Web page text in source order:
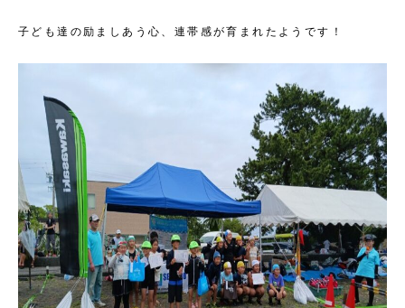
子ども達の励ましあう心、連帯感が育まれたようです！